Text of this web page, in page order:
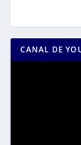
CANAL DE